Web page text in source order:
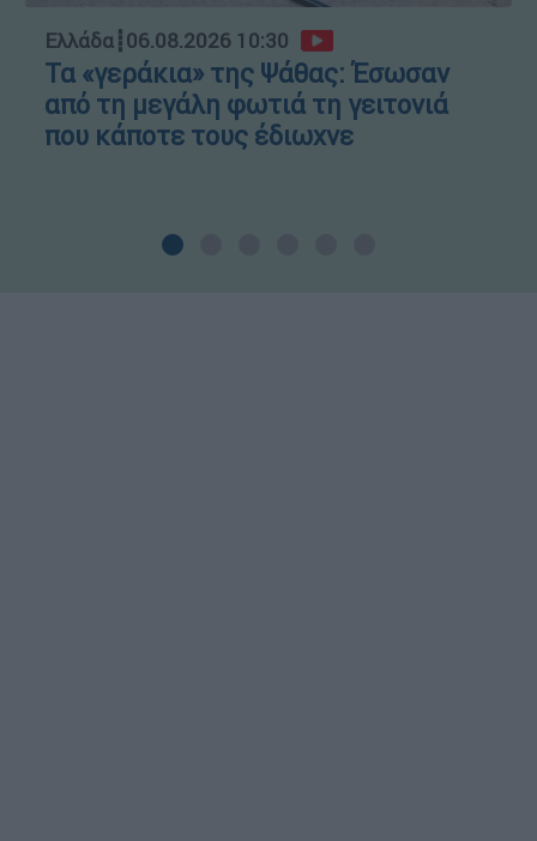
Ελλάδα┋06.08.2026 10:30
Τα «γεράκια» της Ψάθας: Έσωσαν
από τη μεγάλη φωτιά τη γειτονιά
που κάποτε τους έδιωχνε